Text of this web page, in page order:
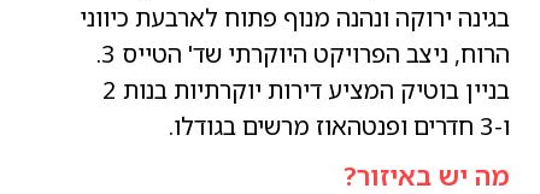
בגינה ירוקה ונהנה מנוף פתוח לארבעת כיווני
הרוח, ניצב הפרויקט היוקרתי שד' הטייס 3.
בניין בוטיק המציע דירות יוקרתיות בנות 2
ו-3 חדרים ופנטהאוז מרשים בגודלו.
מה יש באיזור?